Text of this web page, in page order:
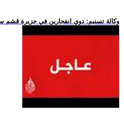
.. وكالة تسنيم: دوي انفجارين في جزيرة قشم